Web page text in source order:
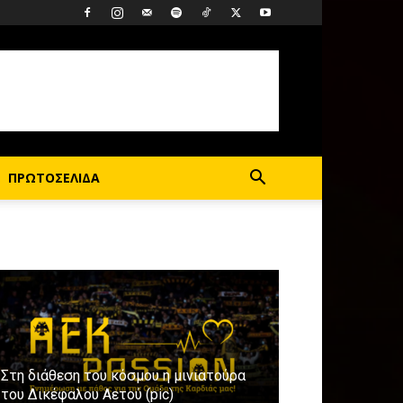
ΠΡΩΤΟΣΕΛΙΔΑ
Στη διάθεση του κόσμου η μινιατούρα
του Δικέφαλου Αετού (pic)